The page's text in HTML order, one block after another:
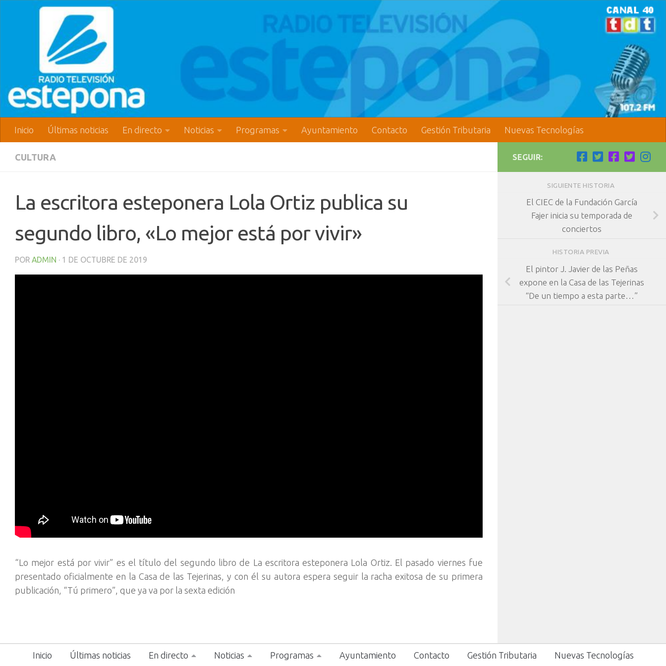
Inicio Últimas noticias En directo Noticias Programas Ayuntamiento Contacto Gestión Tributaria Nuevas Tecnologías
CULTURA
La escritora esteponera Lola Ortiz publica su
segundo libro, «Lo mejor está por vivir»
POR ADMIN · 1 DE OCTUBRE DE 2019
“Lo mejor está por vivir” es el título del segundo libro de La escritora esteponera Lola Ortiz. El pasado viernes fue
presentado oficialmente en la Casa de las Tejerinas, y con él su autora espera seguir la racha exitosa de su primera
publicación, “Tú primero”, que ya va por la sexta edición
SEGUIR:
SIGUIENTE HISTORIA
El CIEC de la Fundación García
Fajer inicia su temporada de
conciertos
HISTORIA PREVIA
El pintor J. Javier de las Peñas
expone en la Casa de las Tejerinas
“De un tiempo a esta parte…”
Inicio Últimas noticias En directo Noticias Programas Ayuntamiento Contacto Gestión Tributaria Nuevas Tecnologías